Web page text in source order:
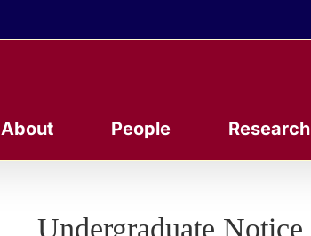
About People Research
Undergraduate Notice